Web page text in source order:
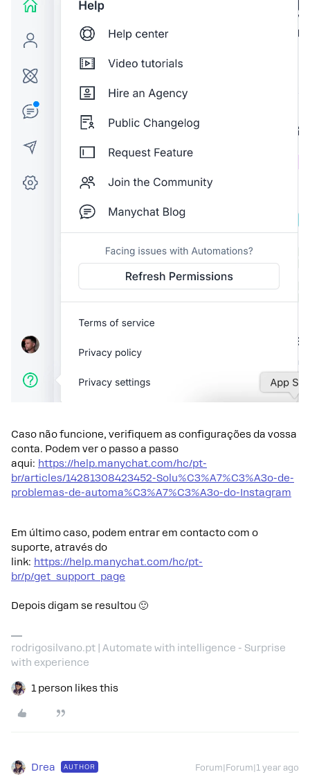
Caso não funcione, verifiquem as configurações da vossa
conta. Podem ver o passo a passo
aqui: https://help.manychat.com/hc/pt-
br/articles/14281308423452-Solu%C3%A7%C3%A3o-de-
problemas-de-automa%C3%A7%C3%A3o-do-Instagram
Em último caso, podem entrar em contacto com o
suporte, através do
link: https://help.manychat.com/hc/pt-
br/p/get_support_page
Depois digam se resultou 🙂
rodrigosilvano.pt | Automate with intelligence - Surprise
with experience
1 person likes this
Drea AUTHOR Forum|Forum|1 year ago